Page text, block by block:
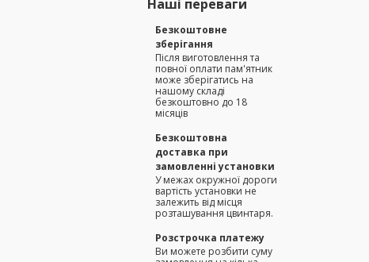
Наші переваги
Безкоштовне
зберігання
Після виготовлення та
повної оплати пам'ятник
може зберігатись на
нашому складі
безкоштовно до 18
місяців
Безкоштовна
доставка при
замовленні установки
У межах окружної дороги
вартість установки не
залежить від місця
розташування цвинтаря.
Розстрочка платежу
Ви можете розбити суму